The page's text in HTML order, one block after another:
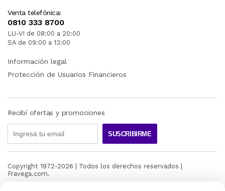
Venta telefónica:
0810 333 8700
LU-VI de 08:00 a 20:00
SA de 09:00 a 13:00
Información legal
Protección de Usuarios Financieros
Recibí ofertas y promociones
SUSCRIBIRME
Copyright 1972-2026 | Todos los derechos reservados |
Fravega.com.